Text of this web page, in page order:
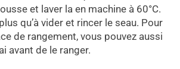
et laver la en machine à 60°C.
qu’à vider et rincer le seau. Pour
de rangement, vous pouvez aussi
avant de le ranger.